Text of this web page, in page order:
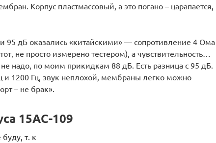
Корпус пластмассовый, а это погано – царапается,
95 дБ оказались «китайскими» — сопротивление 4 Ома
не просто измерено тестером), а чувствительность…
надо, по моим прикидкам 88 дБ. Есть разница с 95 дБ.
и 1200 Гц, звук неплохой, мембраны легко можно
– не брак».
15АС-109
т. к